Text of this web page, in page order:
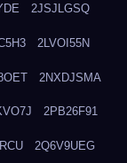
2JSJLGSQ
2LVOI55N
2NXDJSMA
2PB26F91
2Q6V9UEG